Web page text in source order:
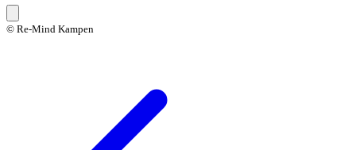
© Re-Mind Kampen